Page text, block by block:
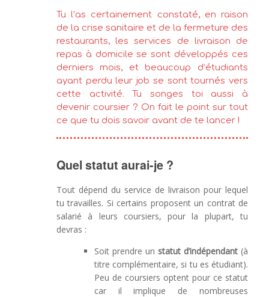
Tu l’as certainement constaté, en raison
de la crise sanitaire et de la fermeture des
restaurants, les services de livraison de
repas à domicile se sont développés ces
derniers mois, et beaucoup d’étudiants
ayant perdu leur job se sont tournés vers
cette activité. Tu songes toi aussi à
devenir coursier ? On fait le point sur tout
ce que tu dois savoir avant de te lancer !
Quel statut aurai-je ?
Tout dépend du service de livraison pour lequel
tu travailles. Si certains proposent un contrat de
salarié à leurs coursiers, pour la plupart, tu
devras :
Soit prendre un statut d’indépendant (à
titre complémentaire, si tu es étudiant).
Peu de coursiers optent pour ce statut
car il implique de nombreuses